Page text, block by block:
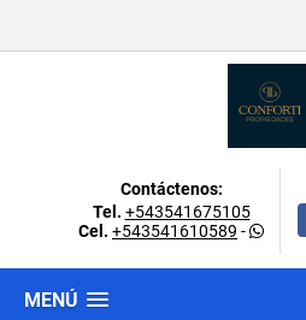
Contáctenos:
Tel. +543541675105
Cel. +543541610589 -
MENÚ